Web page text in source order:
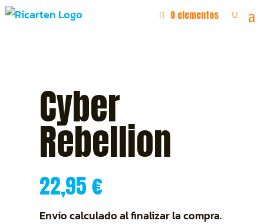
0 elementos
Cyber
Rebellion
22,95€
Envío calculado al finalizar la compra.